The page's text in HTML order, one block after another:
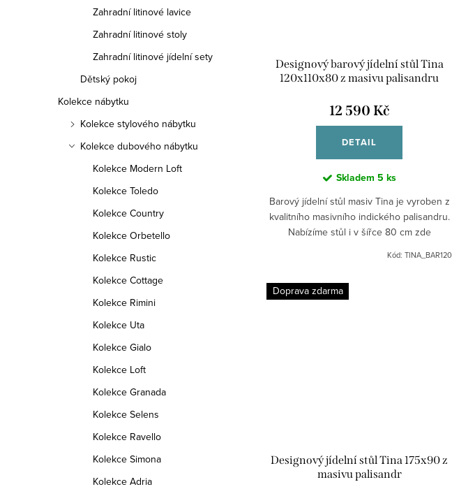
Zahradní litinové lavice
Zahradní litinové stoly
Zahradní litinové jídelní sety
Dětský pokoj
Kolekce nábytku
Kolekce stylového nábytku
Kolekce dubového nábytku
Kolekce Modern Loft
Kolekce Toledo
Kolekce Country
Kolekce Orbetello
Kolekce Rustic
Kolekce Cottage
Kolekce Rimini
Kolekce Uta
Kolekce Gialo
Kolekce Loft
Kolekce Granada
Kolekce Selens
Kolekce Ravello
Kolekce Simona
Kolekce Adria
Designový barový jídelní stůl Tina
120x110x80 z masivu palisandru
12 590 Kč
DETAIL
Skladem 5 ks
Barový jídelní stůl masiv Tina je vyroben z
kvalitního masivního indického palisandru.
Nabízíme stůl i v šířce 80 cm zde
Kód:TINA_BAR120
Doprava zdarma
Designový jídelní stůl Tina 175x90 z
masivu palisandr